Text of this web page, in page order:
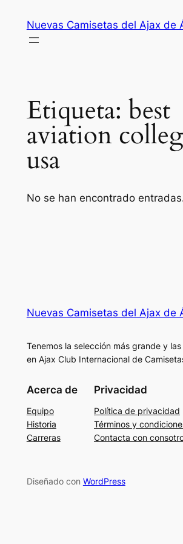
contenido
Nuevas Camisetas del Ajax de
Etiqueta: best
aviation
usa
No se han encontrado
Nuevas Camisetas del Ajax de
Tenemos la selección más grande y
en Ajax Club Internacional de
Acerca de
Equipo
Historia
Carreras
Privacidad
Política de privacidad
Términos y
Contacta con
Diseñado con WordPress